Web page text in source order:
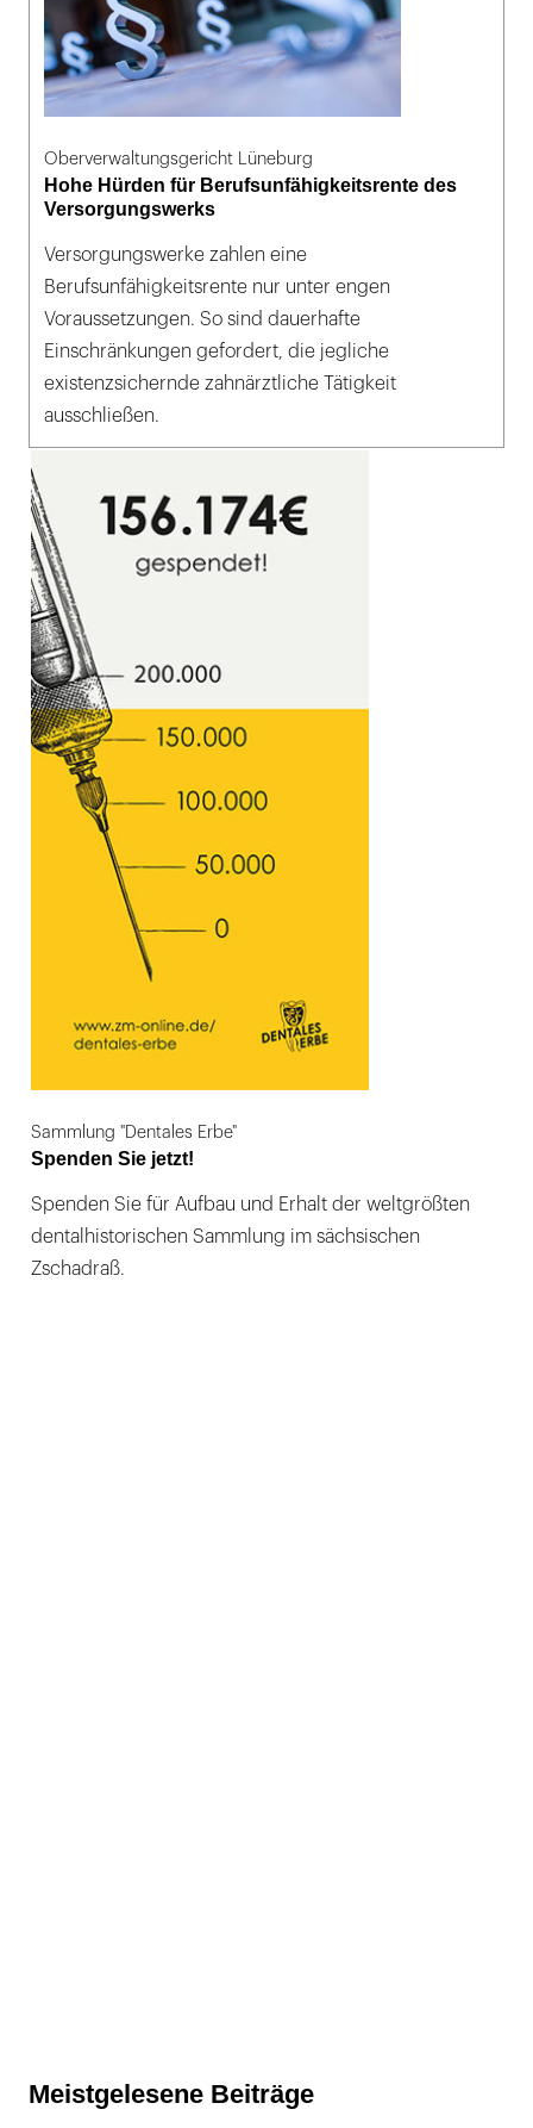
Oberverwaltungsgericht Lüneburg
Hohe Hürden für Berufsunfähigkeitsrente des
Versorgungswerks
Versorgungswerke zahlen eine
Berufsunfähigkeitsrente nur unter engen
Voraussetzungen. So sind dauerhafte
Einschränkungen gefordert, die jegliche
existenzsichernde zahnärztliche Tätigkeit
ausschließen.
Sammlung "Dentales Erbe"
Spenden Sie jetzt!
Spenden Sie für Aufbau und Erhalt der weltgrößten
dentalhistorischen Sammlung im sächsischen
Zschadraß.
Meistgelesene Beiträge